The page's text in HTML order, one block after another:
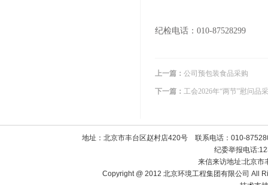
纪检电话：010-87528299
上一篇： 公司预包装食品采购
下一篇： 工会2026年“两节”慰问品
地址：北京市丰台区赵村店420号 联系电话：010-
纪委举报电话
来信来访地址:北京市
Copyright @ 2012 北京环境工程集团有限公司 All